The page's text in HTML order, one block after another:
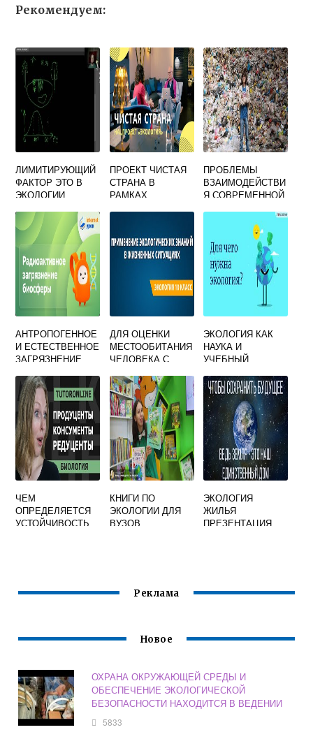
Рекомендуем:
ЛИМИТИРУЮЩИЙ
ФАКТОР ЭТО В
ЭКОЛОГИИ
ПРОЕКТ ЧИСТАЯ
СТРАНА В
РАМКАХ
ПРОБЛЕМЫ
ВЗАИМОДЕЙСТВИ
Я СОВРЕМЕННОЙ
АНТРОПОГЕННОЕ
И ЕСТЕСТВЕННОЕ
ЗАГРЯЗНЕНИЕ
ДЛЯ ОЦЕНКИ
МЕСТООБИТАНИЯ
ЧЕЛОВЕКА С
ЭКОЛОГИИ
ОБЯЗАТЕЛЬНО
ПРИНИМАТЬ ВО
ВНИМАНИЕ
ЭКОЛОГИЯ КАК
НАУКА И
УЧЕБНЫЙ
ЧЕМ
ОПРЕДЕЛЯЕТСЯ
УСТОЙЧИВОСТЬ
КНИГИ ПО
ЭКОЛОГИИ ДЛЯ
ВУЗОВ
ЭКОЛОГИЯ
ЖИЛЬЯ
ПРЕЗЕНТАЦИЯ
Реклама
Новое
ОХРАНА ОКРУЖАЮЩЕЙ СРЕДЫ И
ОБЕСПЕЧЕНИЕ ЭКОЛОГИЧЕСКОЙ
БЕЗОПАСНОСТИ НАХОДИТСЯ В ВЕДЕНИИ
5833